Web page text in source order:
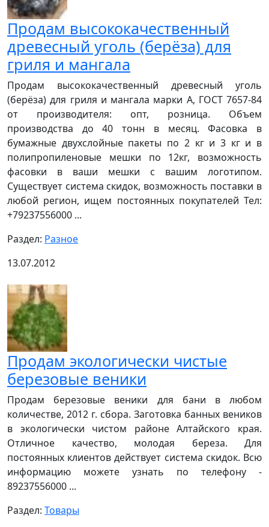
Продам высококачественный
древесный уголь (берёза) для
гриля и мангала
Продам высококачественный древесный уголь
(берёза) для гриля и мангала марки А, ГОСТ 7657-84
от производителя: опт, розница. Объем
производства до 40 тонн в месяц. Фасовка в
бумажные двухслойные пакеты по 2 кг и 3 кг и в
полипропиленовые мешки по 12кг, возможность
фасовки в ваши мешки с вашим логотипом.
Существует система скидок, возможность поставки в
любой регион, ищем постоянных покупателей Тел:
+79237556000 ...
Раздел: Разное
13.07.2012
Продам экологически чистые
березовые веники
Продам березовые веники для бани в любом
количестве, 2012 г. сбора. Заготовка банных веников
в экологически чистом районе Алтайского края.
Отличное качество, молодая береза. Для
постоянных клиентов действует система скидок. Всю
информацию можете узнать по телефону -
89237556000 ...
Раздел: Товары